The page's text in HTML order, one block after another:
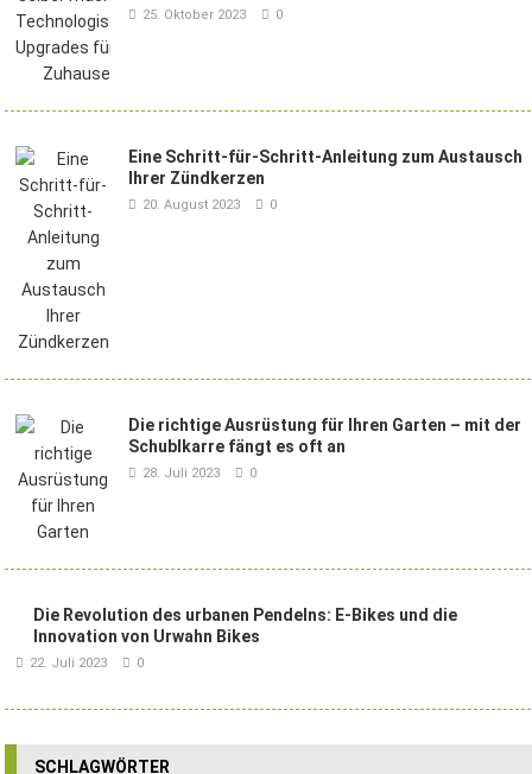
25. Oktober 2023 0
Eine Schritt-für-Schritt-Anleitung zum Austausch
Ihrer Zündkerzen
20. August 2023 0
Die richtige Ausrüstung für Ihren Garten – mit der
Schublkarre fängt es oft an
28. Juli 2023 0
Die Revolution des urbanen Pendelns: E-Bikes und die
Innovation von Urwahn Bikes
22. Juli 2023 0
SCHLAGWÖRTER